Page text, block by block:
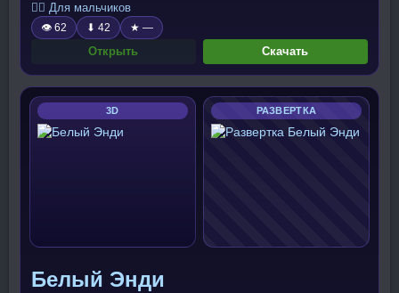
🧍‍♂️ Для мальчиков
👁 62 ⬇ 42 ★ —
Открыть Скачать
3D РАЗВЕРТКА
Белый Энди